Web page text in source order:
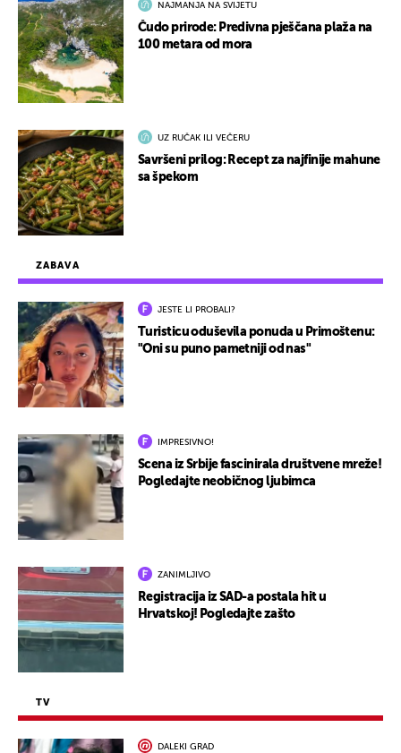
ZABAVA
JESTE LI PROBALI?
Turisticu oduševila ponuda u Primoštenu:
"Oni su puno pametniji od nas"
IMPRESIVNO!
Scena iz Srbije fascinirala društvene mreže!
Pogledajte neobičnog ljubimca
ZANIMLJIVO
Registracija iz SAD-a postala hit u
Hrvatskoj! Pogledajte zašto
TV
DALEKI GRAD
NAJMANJA NA SVIJETU
Čudo prirode: Predivna pješčana plaža na
100 metara od mora
UZ RUČAK ILI VEČERU
Savršeni prilog: Recept za najfinije mahune
sa špekom